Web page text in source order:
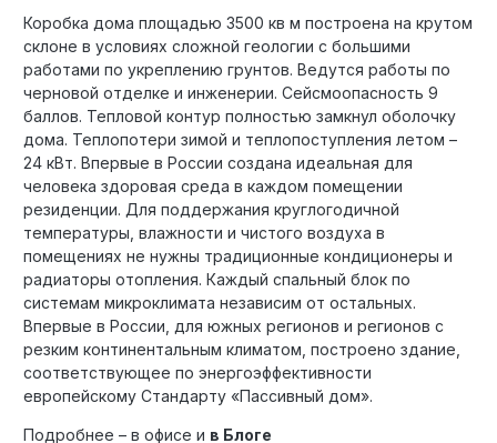
Коробка дома площадью 3500 кв м построена на крутом
склоне в условиях сложной геологии с большими
работами по укреплению грунтов. Ведутся работы по
черновой отделке и инженерии. Сейсмоопасность 9
баллов. Тепловой контур полностью замкнул оболочку
дома. Теплопотери зимой и теплопоступления летом –
24 кВт. Впервые в России создана идеальная для
человека здоровая среда в каждом помещении
резиденции. Для поддержания круглогодичной
температуры, влажности и чистого воздуха в
помещениях не нужны традиционные кондиционеры и
радиаторы отопления. Каждый спальный блок по
системам микроклимата независим от остальных.
Впервые в России, для южных регионов и регионов с
резким континентальным климатом, построено здание,
соответствующее по энергоэффективности
европейскому Стандарту «Пассивный дом».
Подробнее – в офисе и в Блоге